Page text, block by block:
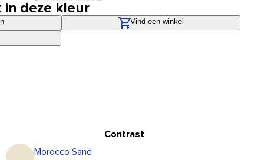
in deze kleur
Vind een winkel
Contrast
Morocco Sand